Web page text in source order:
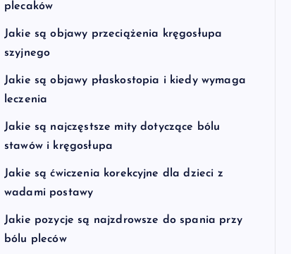
plecaków
Jakie są objawy przeciążenia kręgosłupa
szyjnego
Jakie są objawy płaskostopia i kiedy wymaga
leczenia
Jakie są najczęstsze mity dotyczące bólu
stawów i kręgosłupa
Jakie są ćwiczenia korekcyjne dla dzieci z
wadami postawy
Jakie pozycje są najzdrowsze do spania przy
bólu pleców